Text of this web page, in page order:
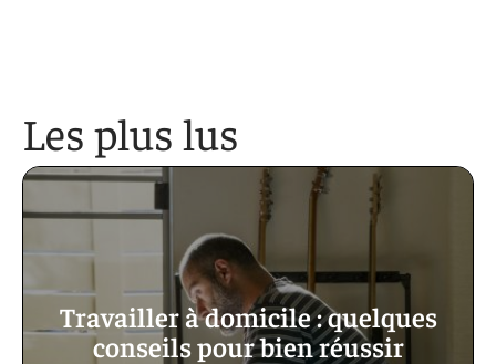
Les plus lus
Travailler à domicile : quelques
conseils pour bien réussir